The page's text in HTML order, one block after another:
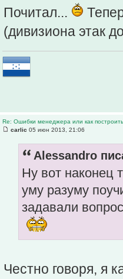
Почитал...
(дивизиона этак
Re: Ошибки менеджера или как построить
carlic 05 июн 2013, 21:06
Alessandro
Ну вот наконец
уму разуму
задавали
Честно говоря, я